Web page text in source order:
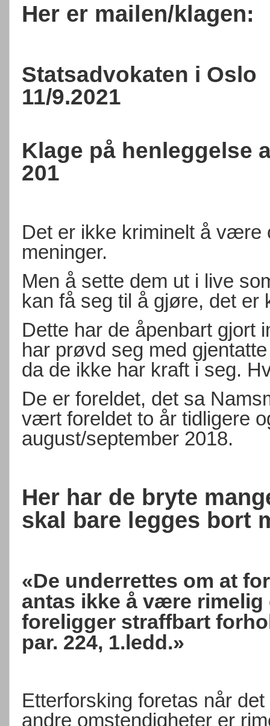
Her er mailen/klagen:
Statsadvokaten i Oslo
11/9.2021
Klage på henleggelse
201
Det er ikke kriminelt å være
meninger.
Men å sette dem ut i live
kan få seg til å gjøre, det er
Dette har de åpenbart gjort
har prøvd seg med
da de ikke har kraft i seg.
De er foreldet, det sa
vært foreldet to år tidligere
august/september 2018.
Her har de bryte
skal bare legges bort
«De underrettes om at
antas ikke å være
foreligger straffbart
par. 224, 1.ledd.»
Etterforsking foretas når
andre omstendigheter er